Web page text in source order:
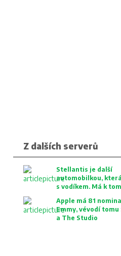
Z dalších serverů
Stellantis je další
automobilkou,
s vodíkem. Má k
Apple má 81
Emmy, vévodí tomu
a The Studio